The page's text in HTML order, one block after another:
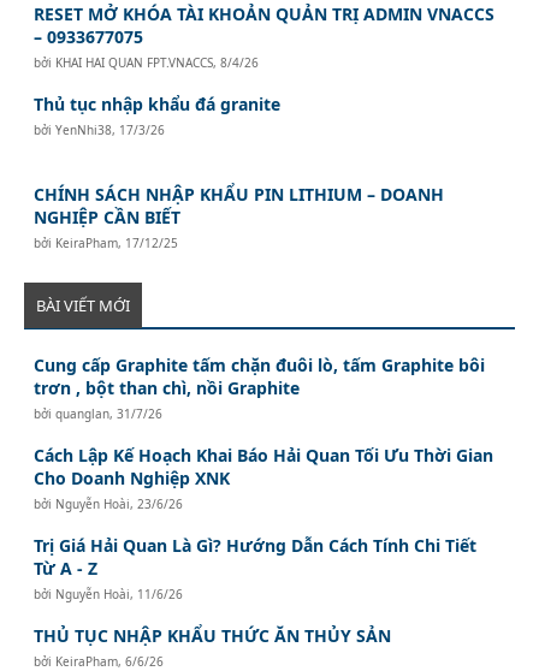
RESET MỞ KHÓA TÀI KHOẢN QUẢN TRỊ ADMIN VNACCS
– 0933677075
bởi KHAI HAI QUAN FPT.VNACCS,8/4/26
Thủ tục nhập khẩu đá granite
bởiYenNhi38, 17/3/26
CHÍNH SÁCH NHẬP KHẨU PIN LITHIUM – DOANH
NGHIỆP CẦN BIẾT
bởi KeiraPham, 17/12/25
BÀI VIẾT MỚI
Cung cấp Graphite tấm chặn đuôi lò, tấm Graphite bôi
trơn , bột than chì, nồi Graphite
bởiquanglan,31/7/26
Cách Lập Kế Hoạch Khai Báo Hải Quan Tối Ưu Thời Gian
Cho Doanh Nghiệp XNK
bởi Nguyễn Hoài, 23/6/26
Trị Giá Hải Quan Là Gì? Hướng Dẫn Cách Tính Chi Tiết
Từ A - Z
bởi Nguyễn Hoài, 11/6/26
THỦ TỤC NHẬP KHẨU THỨC ĂN THỦY SẢN
bởi KeiraPham,6/6/26